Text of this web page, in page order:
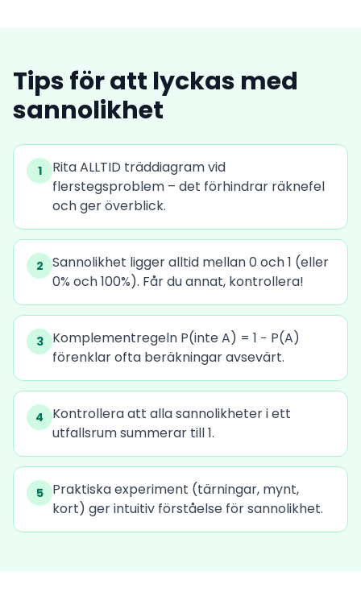
Tips för att lyckas med
sannolikhet
1
Rita ALLTID träddiagram vid
flerstegsproblem – det förhindrar räknefel
och ger överblick.
2 Sannolikhet ligger alltid mellan 0 och 1 (eller
0% och 100%). Får du annat, kontrollera!
3
Komplementregeln P(inte A) = 1 − P(A)
förenklar ofta beräkningar avsevärt.
4
Kontrollera att alla sannolikheter i ett
utfallsrum summerar till 1.
5
Praktiska experiment (tärningar, mynt,
kort) ger intuitiv förståelse för sannolikhet.